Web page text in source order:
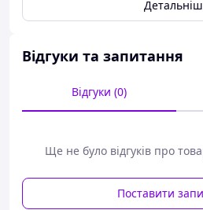
Відгуки та запитання
Відгуки (0)
Ще не було відгуків про
Поставити